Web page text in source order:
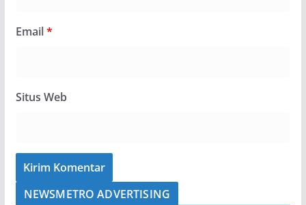
Email*
Situs Web
NEWSMETRO ADVERTISING